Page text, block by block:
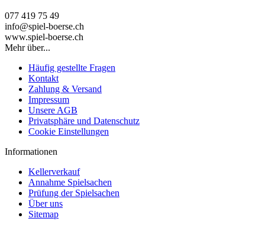
077 419 75 49
info@spiel-boerse.ch
www.spiel-boerse.ch
Mehr über...
Häufig gestellte Fragen
Kontakt
Zahlung & Versand
Impressum
Unsere AGB
Privatsphäre und Datenschutz
Cookie Einstellungen
Informationen
Kellerverkauf
Annahme Spielsachen
Prüfung der Spielsachen
Über uns
Sitemap